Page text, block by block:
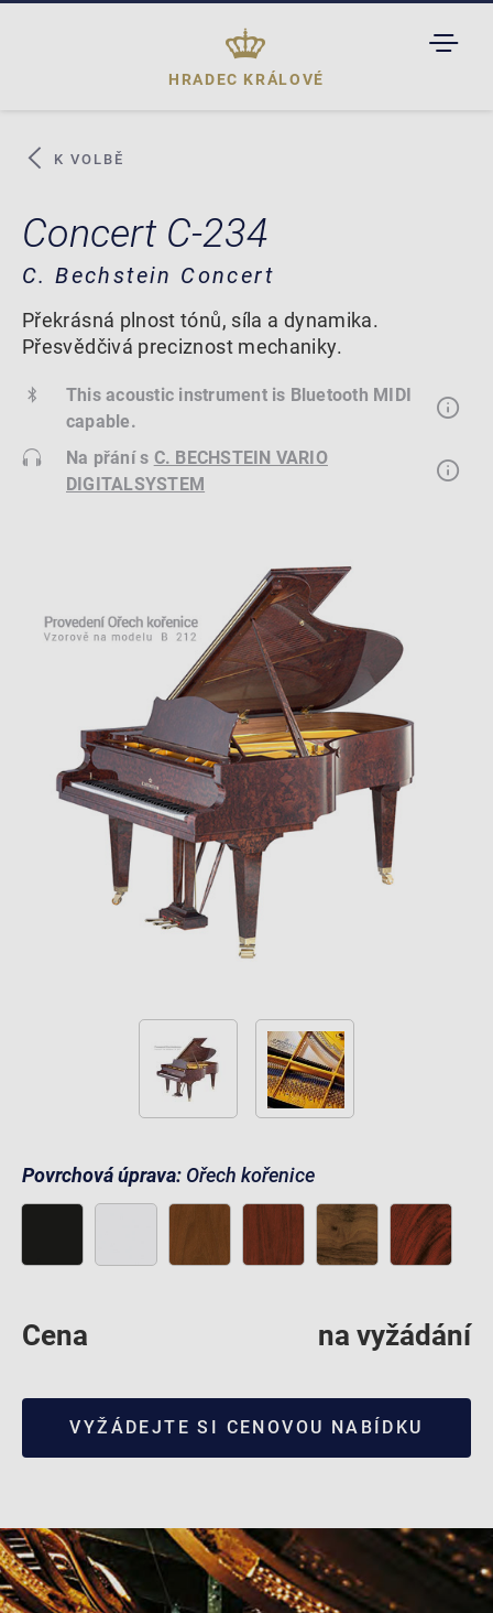
HRADEC KRÁLOVÉ
K VOLBĚ
Concert C-234
C. Bechstein Concert
Překrásná plnost tónů, síla a dynamika.
Přesvědčivá preciznost mechaniky.
This acoustic instrument is Bluetooth MIDI
capable.
Na přání s C. BECHSTEIN VARIO
DIGITALSYSTEM
Povrchová úprava: Ořech kořenice
Cena na vyžádání
VYŽÁDEJTE SI CENOVOU NABÍDKU